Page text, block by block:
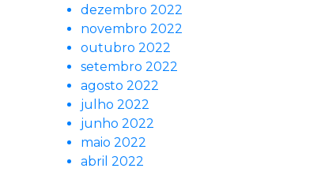
dezembro 2022
novembro 2022
outubro 2022
setembro 2022
agosto 2022
julho 2022
junho 2022
maio 2022
abril 2022